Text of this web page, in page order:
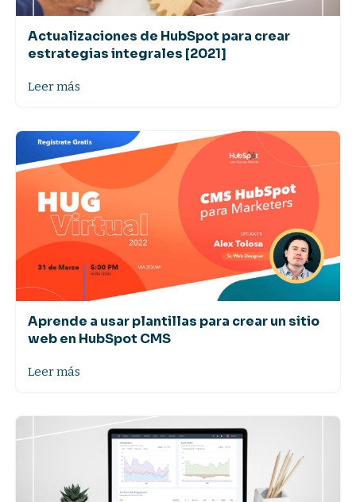
Actualizaciones de HubSpot para crear
estrategias integrales [2021]
Leer más
Aprende a usar plantillas para crear un sitio
web en HubSpot CMS
Leer más